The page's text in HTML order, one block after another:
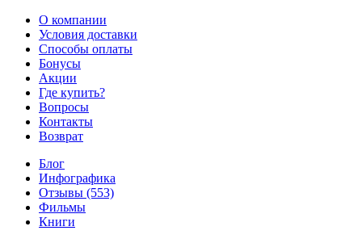
О компании
Условия доставки
Способы оплаты
Бонусы
Акции
Где купить?
Вопросы
Контакты
Возврат
Блог
Инфографика
Отзывы (553)
Фильмы
Книги